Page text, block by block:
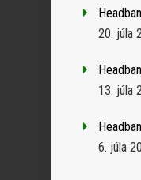
20. júla
13. júla
6. júla